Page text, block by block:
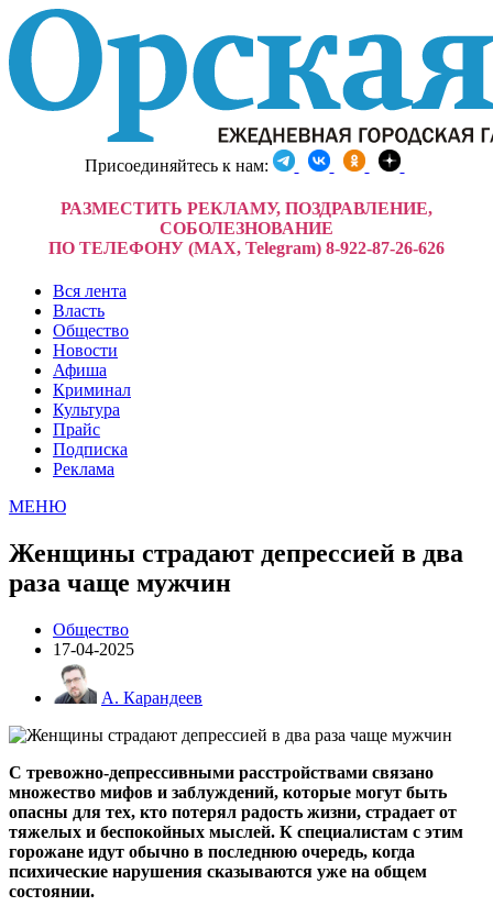
Присоединяйтесь к нам:
РАЗМЕСТИТЬ РЕКЛАМУ, ПОЗДРАВЛЕНИЕ,
СОБОЛЕЗНОВАНИЕ
ПО ТЕЛЕФОНУ (MAX, Telegram) 8-922-87-26-626
Вся лента
Власть
Общество
Новости
Афиша
Криминал
Культура
Прайс
Подписка
Реклама
МЕНЮ
Женщины страдают депрессией в два
раза чаще мужчин
Общество
17-04-2025
А. Карандеев
С тревожно-депрессивными расстройствами связано
множество мифов и заблуждений, которые могут быть
опасны для тех, кто потерял радость жизни, страдает от
тяжелых и беспокойных мыслей. К специалистам с этим
горожане идут обычно в последнюю очередь, когда
психические нарушения сказываются уже на общем
состоянии.